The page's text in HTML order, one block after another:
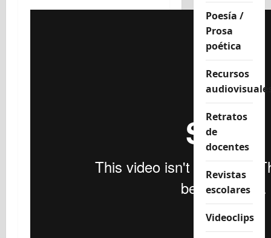
Poesía /
Prosa
poética
Recursos
Retratos
de
docentes
Revistas
escolares
Videoclips